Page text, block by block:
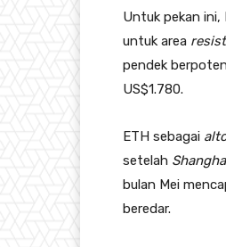
Untuk pekan ini,
untuk area
pendek
US$1.780.
ETH sebagai
setelah
bulan Mei
beredar.